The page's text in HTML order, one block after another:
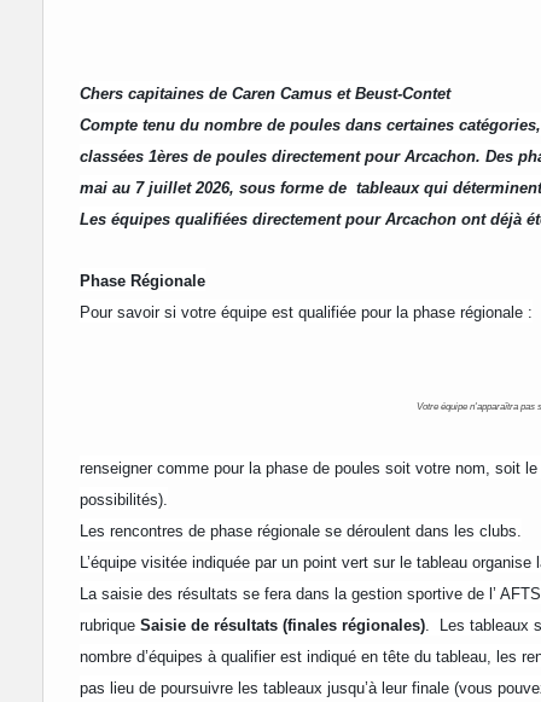
Chers capitaines de Caren Camus et Beust-Contet
Compte tenu du nombre de poules dans certaines
classées 1ères de poules directement pour Arcachon. Des
mai au 7 juillet 2026, sous forme de tableaux qui
Les équipes qualifiées directement pour Arcachon ont déjà
Phase Régionale
Pour savoir si votre équipe est qualifiée pour la phase régionale :
Votre équipe n'apparaîtra pas
renseigner comme pour la phase de poules soit votre nom, soit
possibilités).
Les rencontres de phase régionale se déroulent dans les clubs.
L’équipe visitée indiquée par un point vert sur le tableau
La saisie des résultats se fera dans la gestion sportive de l’
rubrique Saisie de résultats (finales régionales). Les tableaux
nombre d’équipes à qualifier est indiqué en tête du tableau, les
pas lieu de poursuivre les tableaux jusqu’à leur finale (vous